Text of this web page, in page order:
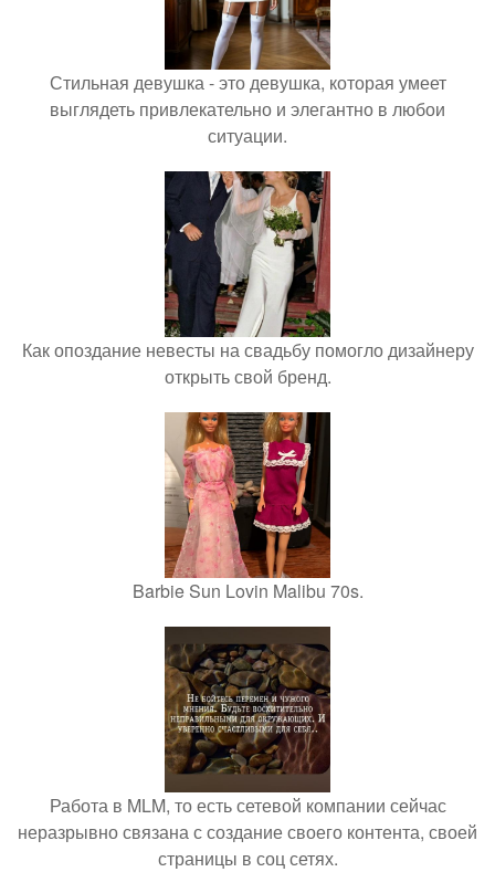
Стильная девушка - это девушка, которая умеет
выглядеть привлекательно и элегантно в любои
ситуации.
Как опоздание невесты на свадьбу помогло дизайнеру
открыть свой бренд.
Barbie Sun Lovin Malibu 70s.
Работа в MLM, то есть сетевой компании сейчас
неразрывно связана с создание своего контента, своей
страницы в соц сетях.